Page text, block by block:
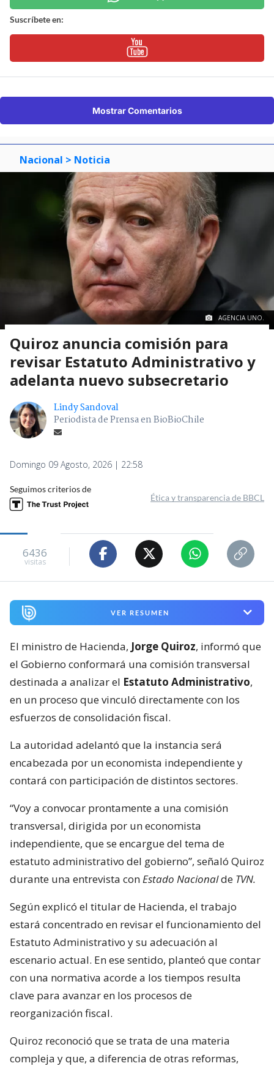
Suscríbete en:
Mostrar Comentarios
Nacional > Noticia
AGENCIA UNO.
Quiroz anuncia comisión para
revisar Estatuto Administrativo y
adelanta nuevo subsecretario
Lindy Sandoval
Periodista de Prensa en BioBioChile
Domingo 09 Agosto, 2026 | 22:58
Seguimos criterios de
Ética y transparencia de BBCL
6436
visitas
VER RESUMEN
El ministro de Hacienda, Jorge Quiroz, informó que
el Gobierno conformará una comisión transversal
destinada a analizar el Estatuto Administrativo,
en un proceso que vinculó directamente con los
esfuerzos de consolidación fiscal.
La autoridad adelantó que la instancia será
encabezada por un economista independiente y
contará con participación de distintos sectores.
“Voy a convocar prontamente a una comisión
transversal, dirigida por un economista
independiente, que se encargue del tema de
estatuto administrativo del gobierno”, señaló Quiroz
durante una entrevista con Estado Nacionalde TVN.
Según explicó el titular de Hacienda, el trabajo
estará concentrado en revisar el funcionamiento del
Estatuto Administrativo y su adecuación al
escenario actual. En ese sentido, planteó que contar
con una normativa acorde a los tiempos resulta
clave para avanzar en los procesos de
reorganización fiscal.
Quiroz reconoció que se trata de una materia
compleja y que, a diferencia de otras reformas,